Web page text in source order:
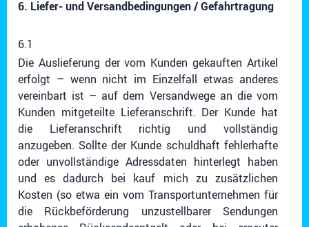
6. Liefer- und Versandbedingungen / Gefahrtragung
6.1
Die Auslieferung der vom Kunden gekauften Artikel
erfolgt – wenn nicht im Einzelfall etwas anderes
vereinbart ist – auf dem Versandwege an die vom
Kunden mitgeteilte Lieferanschrift. Der Kunde hat
die Lieferanschrift richtig und vollständig
anzugeben. Sollte der Kunde schuldhaft fehlerhafte
oder unvollständige Adressdaten hinterlegt haben
und es dadurch bei kauf mich zu zusätzlichen
Kosten (so etwa ein vom Transportunternehmen für
die Rückbeförderung unzustellbarer Sendungen